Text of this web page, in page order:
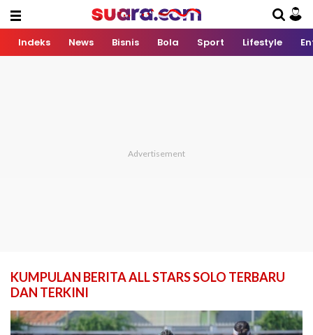
Indeks News Bisnis Bola Sport Lifestyle
KUMPULAN BERITA ALL STARS SOLO TERBARU
DAN TERKINI